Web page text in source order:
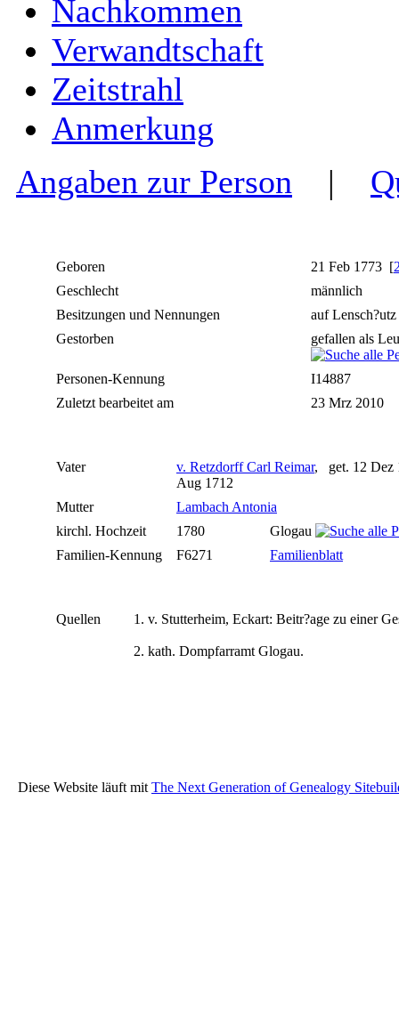
Nachkommen
Verwandtschaft
Zeitstrahl
Anmerkung
Angaben zur Person |
Geboren 21 Feb 1773 [
Geschlecht
männlich
Besitzungen und Nennungen
auf
Gestorben
gefallen als
Personen-Kennung
I14887
Zuletzt bearbeitet am
23 Mrz 2010
Vater v. Retzdorff Carl Reimar, get. 12 Dez
Aug 1712
Mutter
Lambach Antonia
kirchl. Hochzeit
1780
Glogau
Familien-Kennung
F6271 Familienblatt
Quellen v. Stutterheim, Eckart: Beitr?age zu einer
kath. Dompfarramt Glogau.
Diese Website läuft mit The Next Generation of Genealogy